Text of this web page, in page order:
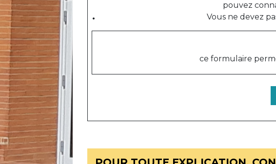
pouvez
Vous ne devez
ce formulaire